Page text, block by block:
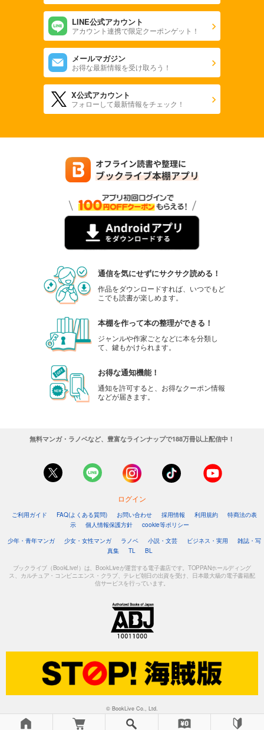
LINE公式アカウント
アカウント連携で限定クーポンゲット！
メールマガジン
お得な最新情報を受け取ろう！
X公式アカウント
フォローして最新情報をチェック！
通信を気にせずにサクサク読める！
作品をダウンロードすれば、いつでもど
こでも読書が楽しめます。
本棚を作って本の整理ができる！
ジャンルや作家ごとなどに本を分類し
て、鍵もかけられます。
お得な通知機能！
通知を許可すると、お得なクーポン情報
などが届きます。
無料マンガ・ラノベなど、豊富なラインナップで188万冊以上配信中！
ログイン
ご利用ガイド FAQ(よくある質問) お問い合わせ 採用情報 利用規約
特商法の表
示
個人情報保護方針
cookie等ポリシー
少年・青年マンガ
少女・女性マンガ ラノベ 小説・文芸 ビジネス・実用
雑誌・写
真集
TL BL
ブックライブ（BookLive!）は、BookLiveが運営する電子書店です。TOPPANホールディング
ス、カルチュア・コンビニエンス・クラブ、テレビ朝日の出資を受け、日本最大級の電子書籍配
信サービスを行っています。
© BookLive Co., Ltd.